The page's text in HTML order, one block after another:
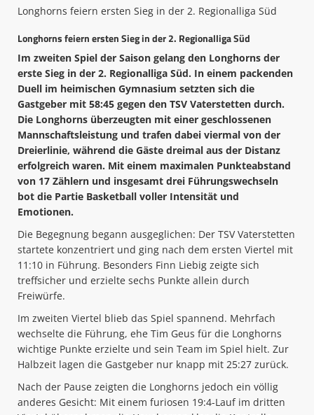
Safe Sport
Spenden
Kids Fun-Sport-Tage
Wettkampfergebnisse LS 2025
Longhorns feiern ersten Sieg in der 2. Regionalliga Süd
Longhorns feiern ersten Sieg in der 2. Regionalliga Süd
Im zweiten Spiel der Saison gelang den Longhorns der
erste Sieg in der 2. Regionalliga Süd. In einem packenden
Duell im heimischen Gymnasium setzten sich die
Gastgeber mit 58:45 gegen den TSV Vaterstetten durch.
Die Longhorns überzeugten mit einer geschlossenen
Mannschaftsleistung und trafen dabei viermal von der
Dreierlinie, während die Gäste dreimal aus der Distanz
erfolgreich waren. Mit einem maximalen Punkteabstand
von 17 Zählern und insgesamt drei Führungswechseln
bot die Partie Basketball voller Intensität und
Emotionen.
Die Begegnung begann ausgeglichen: Der TSV Vaterstetten
startete konzentriert und ging nach dem ersten Viertel mit
11:10 in Führung. Besonders Finn Liebig zeigte sich
treffsicher und erzielte sechs Punkte allein durch
Freiwürfe.
Im zweiten Viertel blieb das Spiel spannend. Mehrfach
wechselte die Führung, ehe Tim Geus für die Longhorns
wichtige Punkte erzielte und sein Team im Spiel hielt. Zur
Halbzeit lagen die Gastgeber nur knapp mit 25:27 zurück.
Nach der Pause zeigten die Longhorns jedoch ein völlig
anderes Gesicht: Mit einem furiosen 19:4-Lauf im dritten